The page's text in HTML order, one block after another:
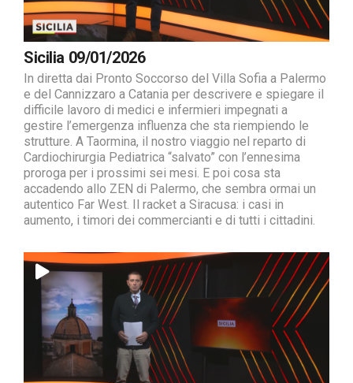
Sicilia 09/01/2026
In diretta dai Pronto Soccorso del Villa Sofia a Palermo
e del Cannizzaro a Catania per descrivere e spiegare il
difficile lavoro di medici e infermieri impegnati a
gestire l’emergenza influenza che sta riempiendo le
strutture. A Taormina, il nostro viaggio nel reparto di
Cardiochirurgia Pediatrica “salvato” con l’ennesima
proroga per i prossimi sei mesi. E poi cosa sta
accadendo allo ZEN di Palermo, che sembra ormai un
autentico Far West. Il racket a Siracusa: i casi in
aumento, i timori dei commercianti e di tutti i cittadini.